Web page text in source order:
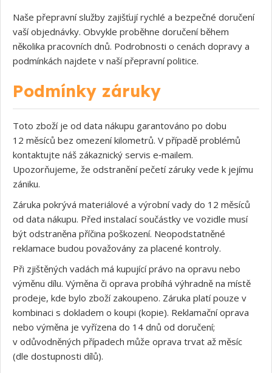
Naše přepravní služby zajišťují rychlé a bezpečné doručení
vaší objednávky. Obvykle proběhne doručení během
několika pracovních dnů. Podrobnosti o cenách dopravy a
podmínkách najdete v naší přepravní politice.
Podmínky záruky
Toto zboží je od data nákupu garantováno po dobu
12 měsíců bez omezení kilometrů. V případě problémů
kontaktujte náš zákaznický servis e‑mailem.
Upozorňujeme, že odstranění pečetí záruky vede k jejímu
zániku.
Záruka pokrývá materiálové a výrobní vady do 12 měsíců
od data nákupu. Před instalací součástky ve vozidle musí
být odstraněna příčina poškození. Neopodstatněné
reklamace budou považovány za placené kontroly.
Při zjištěných vadách má kupující právo na opravu nebo
výměnu dílu. Výměna či oprava probíhá výhradně na místě
prodeje, kde bylo zboží zakoupeno. Záruka platí pouze v
kombinaci s dokladem o koupi (kopie). Reklamační oprava
nebo výměna je vyřízena do 14 dnů od doručení;
v odůvodněných případech může oprava trvat až měsíc
(dle dostupnosti dílů).